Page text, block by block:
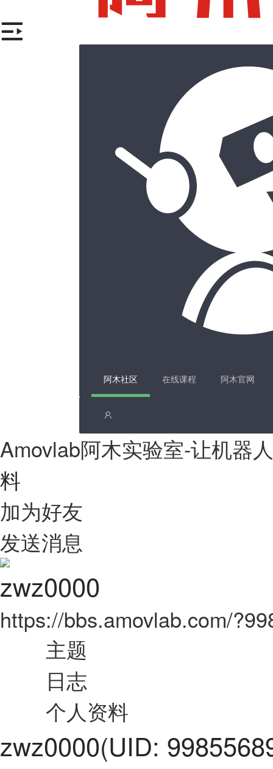
阿木社区 在线课程 阿木官网
Amovlab阿木实验室-让机器
料
加为好友
发送消息
zwz0000
https://bbs.amovlab.com/
主题
日志
个人资料
zwz0000(UID: